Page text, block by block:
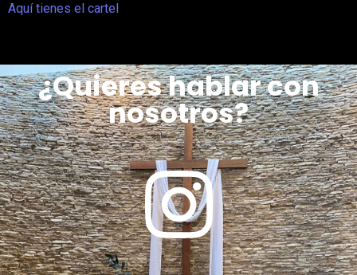
Aquí tienes el cartel
¿Quieres hablar con
nosotros?